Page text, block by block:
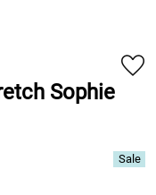
Sophie